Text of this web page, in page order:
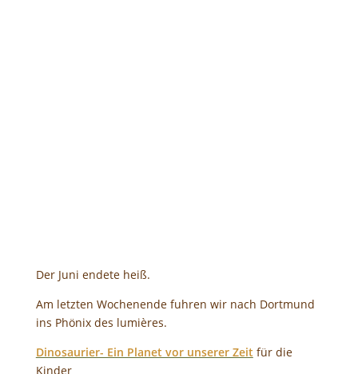
Der Juni endete heiß.
Am letzten Wochenende fuhren wir nach Dortmund
ins Phönix des lumières.
Dinosaurier- Ein Planet vor unserer Zeit für die
Kinder